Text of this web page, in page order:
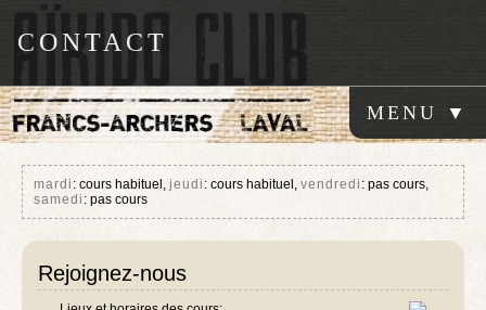
CONTACT
mardi : cours habituel, jeudi : cours habituel, vendredi : pas cours,
samedi : pas cours
Rejoignez-nous